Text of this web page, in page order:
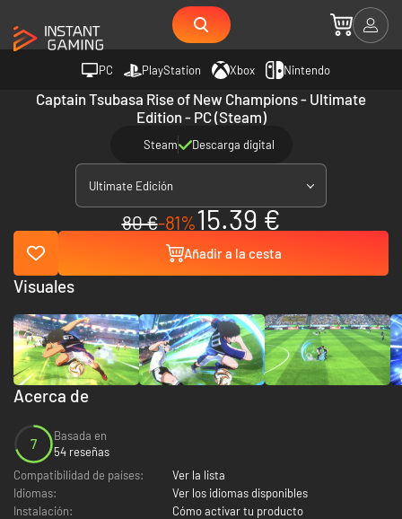
PC PlayStation Xbox Nintendo
Captain Tsubasa Rise of New Champions - Ultimate
Edition - PC (Steam)
Steam Descarga digital
Ultimate Edición
80 €-81%15.39 €
Añadir a la cesta
Acerca de
7
Basada en
54 reseñas
Compatibilidad de países:
Ver la lista
Idiomas:
Ver los idiomas disponibles
Instalación:
Cómo activar tu producto
Visuales